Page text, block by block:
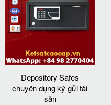
Depository Safes
chuyên dụng ký gửi tài
sản